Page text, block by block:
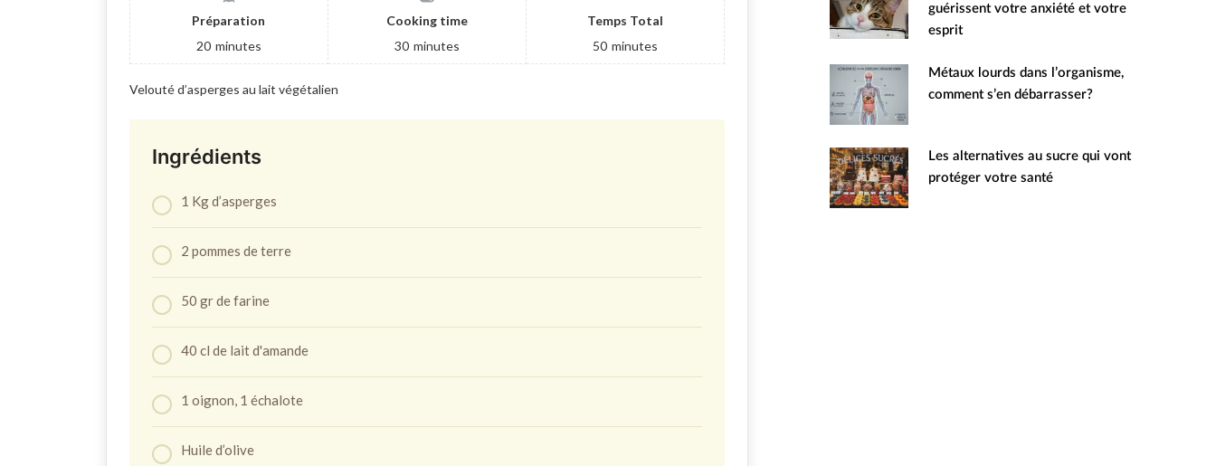
Préparation
20 minutes
Cooking time
30 minutes
Temps Total
50 minutes
Velouté d’asperges au lait végétalien
Ingrédients
1 Kg d’asperges
2 pommes de terre
50 gr de farine
40 cl de lait d'amande
1 oignon, 1 échalote
Huile d’olive
guérissent votre anxiété et votre
esprit
Métaux lourds dans l’organisme,
comment s’en débarrasser?
Les alternatives au sucre qui vont
protéger votre santé